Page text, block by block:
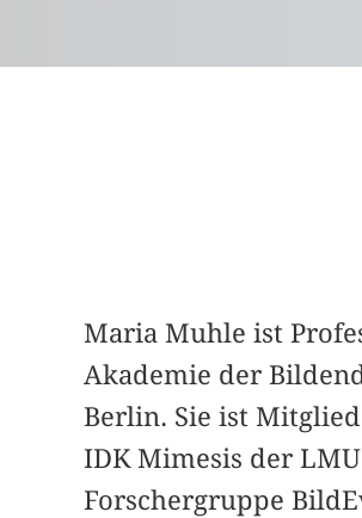
Maria Muhle ist
Akademie der
Berlin. Sie ist
IDK Mimesis der
Forschergruppe